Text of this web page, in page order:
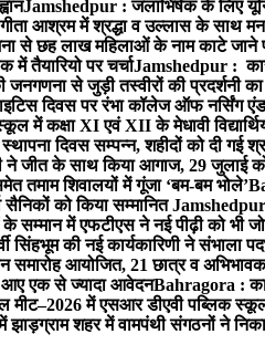
Jamshedpur : जलाभिषेक के लिए
आश्रम में श्रद्धा व उल्लास के साथ
से छह लाख महिलाओं के नाम काटे जाने
में तैयारियो पर चर्चाJamshedpur :
से जुड़ी तस्वीरों की प्रदर्शनी
दिवस पर रंभा कॉलेज ऑफ नर्सिंग
में कक्षा XI एवं XII के मेधावी
दिवस सम्पन्न, शहीदों को दी गई
जीत के साथ किया आगाज, 29 जुलाई को
तमाम शिवालयों में गूंजा ‘बम-बम भोले’
को किया सम्मानितJamshedpur
में एफटीएस ने नई पीढ़ी को भी
की नई कार्यकारिणी ने संभाला
आयोजित, 21 छात्र व
एक से ज्यादा आवेदनBahragora :
में एसआर डीएवी पब्लिक
शहर में वामपंथी संगठनों ने